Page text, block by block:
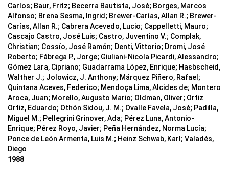
Carlos; Baur, Fritz; Becerra Bautista, José; Borges, Marcos
Alfonso; Brena Sesma, Ingrid; Brewer-Carías, Allan R.; Brewer-
Carías, Allan R.; Cabrera Acevedo, Lucio; Cappelletti, Mauro;
Cascajo Castro, José Luis; Castro, Juventino V.; Complak,
Christian; Cossío, José Ramón; Denti, Vittorio; Dromi, José
Roberto; Fábrega P., Jorge; Giuliani-Nicola Picardi, Alessandro;
Gómez Lara, Cipriano; Guadarrama López, Enrique; Hasbscheid,
Walther J.; Jolowicz, J. Anthony; Márquez Piñero, Rafael;
Quintana Aceves, Federico; Mendoça Lima, Alcides de; Montero
Aroca, Juan; Morello, Augusto Mario; Oldman, Oliver; Ortiz
Ortiz, Eduardo; Othón Sidou, J. M.; Ovalle Favela, José; Padilla,
Miguel M.; Pellegrini Grinover, Ada; Pérez Luna, Antonio-
Enrique; Pérez Royo, Javier; Peña Hernández, Norma Lucía;
Ponce de León Armenta, Luis M.; Heinz Schwab, Karl; Valadés,
Diego
1988